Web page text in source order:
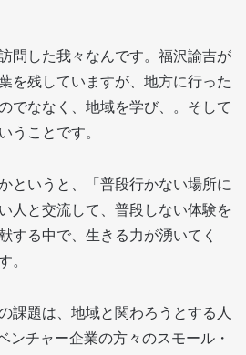
問した我々なんです。福沢諭吉が
を残していますが、地方に行った
でななく、地域を学び、。そして
うことです。
というと、「普段行かない場所に
人と交流して、普段しない体験を
する中で、生きる力が湧いてく
。
課題は、地域と関わろうとする人
ンチャー企業の方々のスモール・